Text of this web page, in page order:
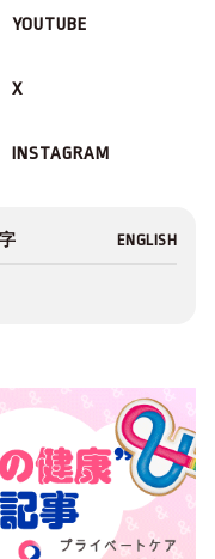
YOUTUBE
X
INSTAGRAM